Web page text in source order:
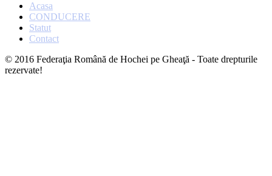
Acasa
CONDUCERE
Statut
Contact
© 2016 Federaţia Română de Hochei pe Gheaţă - Toate drepturile
rezervate!